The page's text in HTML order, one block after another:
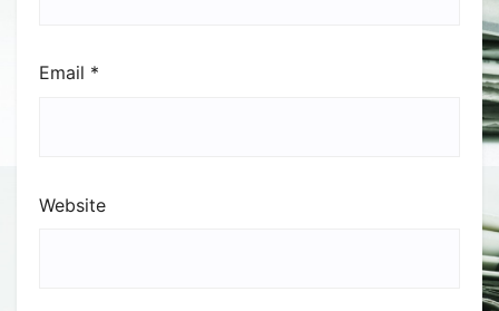
Email *
Website